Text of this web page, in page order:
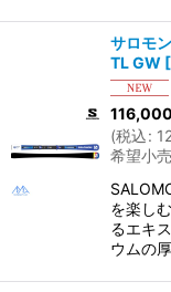
サロモ
TL GW [
116,000
(税込:
希望小
を楽し
るエキ
ウムの